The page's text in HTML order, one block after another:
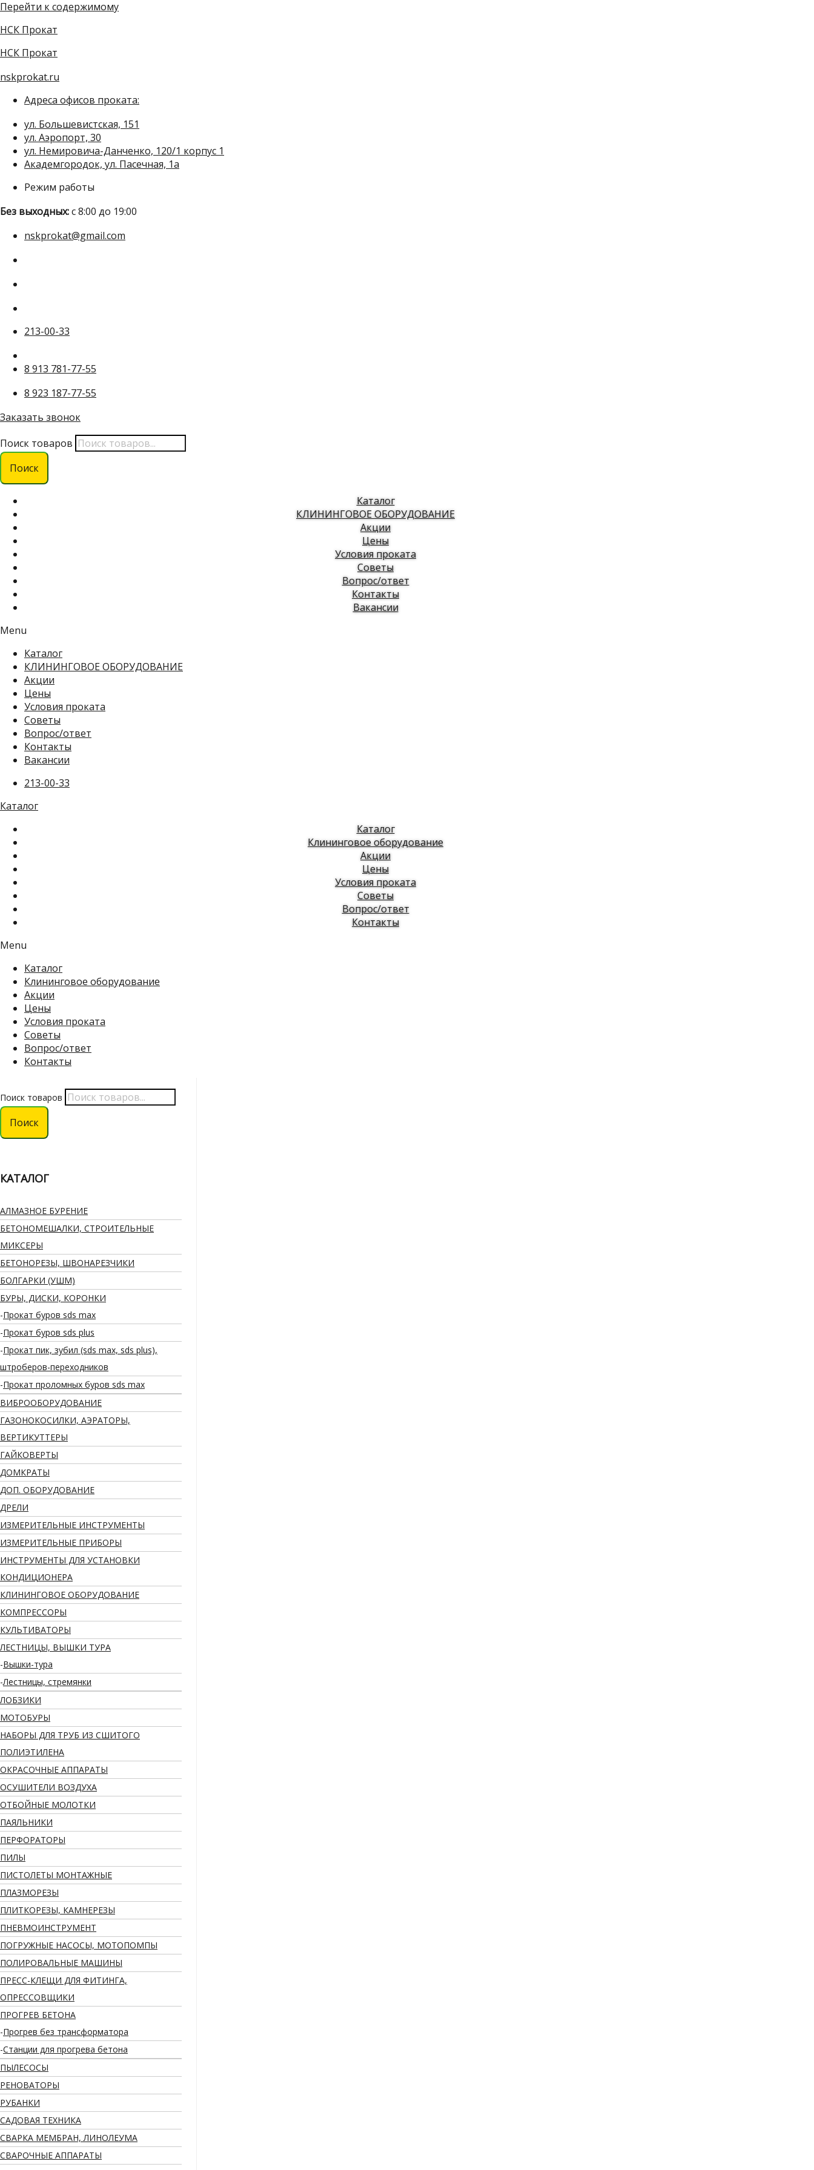
Перейти к содержимому
НСК Прокат
НСК Прокат
nskprokat.ru
Адреса офисов проката:
ул. Большевистская, 151
ул. Аэропорт, 30
ул. Немировича-Данченко, 120/1 корпус 1
Академгородок, ул. Пасечная, 1а
Режим работы
Без выходных:с 8:00 до 19:00
nskprokat@gmail.com
213-00-33
8 913 781-77-55
8 923 187-77-55
Заказать звонок
Поиск товаров
Поиск
Каталог
КЛИНИНГОВОЕ ОБОРУДОВАНИЕ
Акции
Цены
Условия проката
Советы
Вопрос/ответ
Контакты
Вакансии
Menu
Каталог
КЛИНИНГОВОЕ ОБОРУДОВАНИЕ
Акции
Цены
Условия проката
Советы
Вопрос/ответ
Контакты
Вакансии
213-00-33
Каталог
Каталог
Клининговое оборудование
Акции
Цены
Условия проката
Советы
Вопрос/ответ
Контакты
Menu
Каталог
Клининговое оборудование
Акции
Цены
Условия проката
Советы
Вопрос/ответ
Контакты
Поиск товаров
Поиск
КАТАЛОГ
АЛМАЗНОЕ БУРЕНИЕ
БЕТОНОМЕШАЛКИ, СТРОИТЕЛЬНЫЕ
МИКСЕРЫ
БЕТОНОРЕЗЫ, ШВОНАРЕЗЧИКИ
БОЛГАРКИ (УШМ)
БУРЫ, ДИСКИ, КОРОНКИ
Прокат буров sds max
Прокат буров sds plus
Прокат пик, зубил (sds max, sds plus),
штроберов-переходников
Прокат проломных буров sds max
ВИБРООБОРУДОВАНИЕ
ГАЗОНОКОСИЛКИ, АЭРАТОРЫ,
ВЕРТИКУТТЕРЫ
ГАЙКОВЕРТЫ
ДОМКРАТЫ
ДОП. ОБОРУДОВАНИЕ
ДРЕЛИ
ИЗМЕРИТЕЛЬНЫЕ ИНСТРУМЕНТЫ
ИЗМЕРИТЕЛЬНЫЕ ПРИБОРЫ
ИНСТРУМЕНТЫ ДЛЯ УСТАНОВКИ
КОНДИЦИОНЕРА
КЛИНИНГОВОЕ ОБОРУДОВАНИЕ
КОМПРЕССОРЫ
КУЛЬТИВАТОРЫ
ЛЕСТНИЦЫ, ВЫШКИ ТУРА
Вышки-тура
Лестницы, стремянки
ЛОБЗИКИ
МОТОБУРЫ
НАБОРЫ ДЛЯ ТРУБ ИЗ СШИТОГО
ПОЛИЭТИЛЕНА
ОКРАСОЧНЫЕ АППАРАТЫ
ОСУШИТЕЛИ ВОЗДУХА
ОТБОЙНЫЕ МОЛОТКИ
ПАЯЛЬНИКИ
ПЕРФОРАТОРЫ
ПИЛЫ
ПИСТОЛЕТЫ МОНТАЖНЫЕ
ПЛАЗМОРЕЗЫ
ПЛИТКОРЕЗЫ, КАМНЕРЕЗЫ
ПНЕВМОИНСТРУМЕНТ
ПОГРУЖНЫЕ НАСОСЫ, МОТОПОМПЫ
ПОЛИРОВАЛЬНЫЕ МАШИНЫ
ПРЕСС-КЛЕЩИ ДЛЯ ФИТИНГА,
ОПРЕССОВЩИКИ
ПРОГРЕВ БЕТОНА
Прогрев без трансформатора
Станции для прогрева бетона
ПЫЛЕСОСЫ
РЕНОВАТОРЫ
РУБАНКИ
САДОВАЯ ТЕХНИКА
СВАРКА МЕМБРАН, ЛИНОЛЕУМА
СВАРОЧНЫЕ АППАРАТЫ